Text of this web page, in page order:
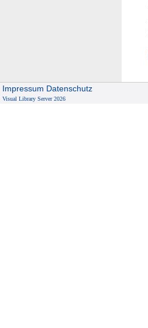
Impressum Datenschutz
Visual Library Server 2026